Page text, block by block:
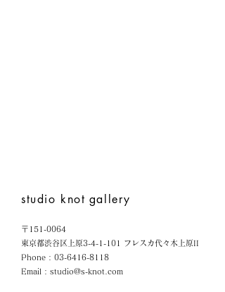
studio knot gallery
〒151-0064
東京都渋谷区上原3-4-1-101 フレスカ代々木上原II
Phone : 03-6416-8118
Email : studio@s-knot.com